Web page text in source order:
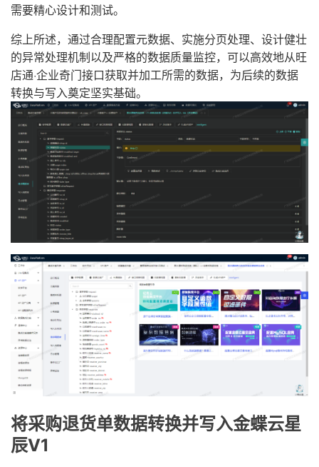
需要精心设计和测试。
综上所述，通过合理配置元数据、实施分页处理、设计健壮
的异常处理机制以及严格的数据质量监控，可以高效地从旺
店通·企业奇门接口获取并加工所需的数据，为后续的数据
转换与写入奠定坚实基础。
将采购退货单数据转换并写入金蝶云星
辰V1